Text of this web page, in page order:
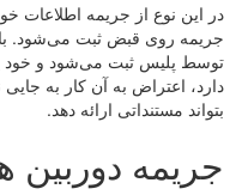
در این نوع از جریمه اطلاعات
جریمه روی قبض ثبت می‌شود. با
توسط پلیس ثبت می‌شود و خود
دارد، اعتراض به آن کار به جایی
بتواند مستنداتی ارائه دهد.
جریمه دوربین‌